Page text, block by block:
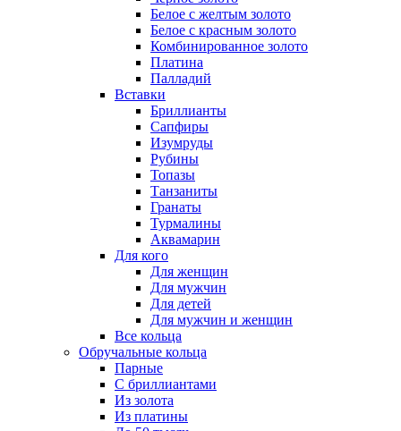
Белое с желтым золото
Белое с красным золото
Комбинированное золото
Платина
Палладий
Вставки
Бриллианты
Сапфиры
Изумруды
Рубины
Топазы
Танзаниты
Гранаты
Турмалины
Аквамарин
Для кого
Для женщин
Для мужчин
Для детей
Для мужчин и женщин
Все кольца
Обручальные кольца
Парные
С бриллиантами
Из золота
Из платины